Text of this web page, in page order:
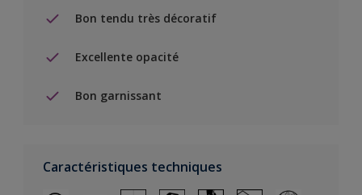
Bon tendu très décoratif
Excellente opacité
Bon garnissant
Caractéristiques techniques